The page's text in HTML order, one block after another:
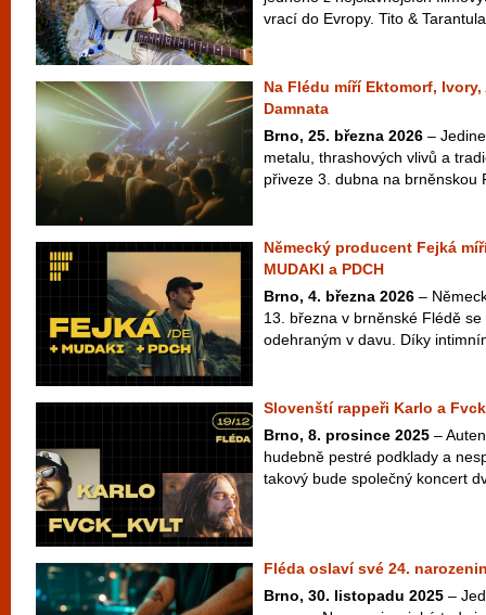
vrací do Evropy. Tito &
Na Flédu míří Ektomorf,
Damnata
Brno, 25. března 2026 –
metalu, thrashových vlivů a
přiveze 3. dubna na brněnskou
Německý producent Fejká
MUDAKI a PDCH
Brno, 4. března 2026 –
13. března v brněnské Flédě
odehraným v davu. Díky
Slovenští rappeři Karlo a
Brno, 8. prosince 2025 –
hudebně pestré podklady a
takový bude společný koncert
Fléda oslaví své 24.
Brno, 30. listopadu 2025 –